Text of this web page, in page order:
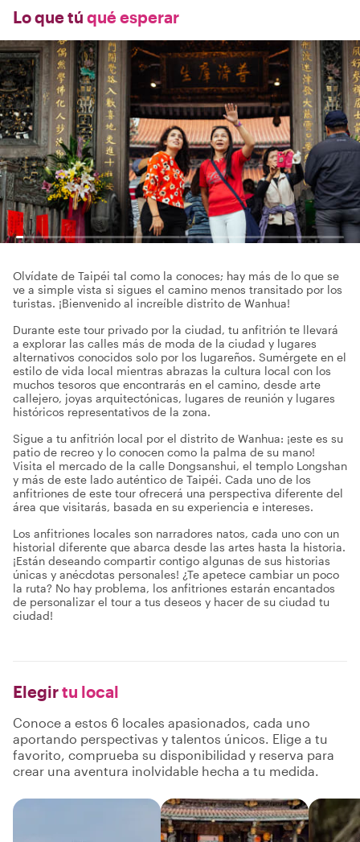
Lo que tú qué esperar
Olvídate de Taipéi tal como la conoces; hay más de lo que se
ve a simple vista si sigues el camino menos transitado por los
turistas. ¡Bienvenido al increíble distrito de Wanhua!
Durante este tour privado por la ciudad, tu anfitrión te llevará
a explorar las calles más de moda de la ciudad y lugares
alternativos conocidos solo por los lugareños. Sumérgete en el
estilo de vida local mientras abrazas la cultura local con los
muchos tesoros que encontrarás en el camino, desde arte
callejero, joyas arquitectónicas, lugares de reunión y lugares
históricos representativos de la zona.
Sigue a tu anfitrión local por el distrito de Wanhua: ¡este es su
patio de recreo y lo conocen como la palma de su mano!
Visita el mercado de la calle Dongsanshui, el templo Longshan
y más de este lado auténtico de Taipéi. Cada uno de los
anfitriones de este tour ofrecerá una perspectiva diferente del
área que visitarás, basada en su experiencia e intereses.
Los anfitriones locales son narradores natos, cada uno con un
historial diferente que abarca desde las artes hasta la historia.
¡Están deseando compartir contigo algunas de sus historias
únicas y anécdotas personales! ¿Te apetece cambiar un poco
la ruta? No hay problema, los anfitriones estarán encantados
de personalizar el tour a tus deseos y hacer de su ciudad tu
ciudad!
Elegirtu local
Conoce a estos 6 locales apasionados, cada uno
aportando perspectivas y talentos únicos. Elige a tu
favorito, comprueba su disponibilidad y reserva para
crear una aventura inolvidable hecha a tu medida.